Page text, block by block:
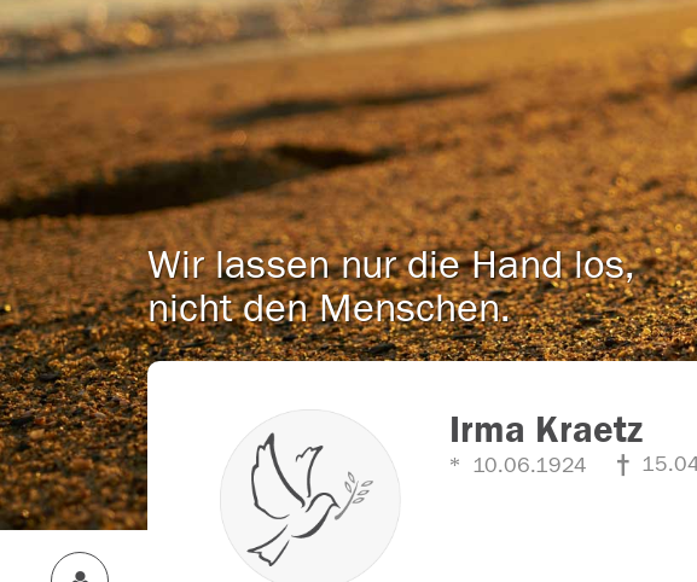
Wir lassen nur die Hand los,
nicht den Menschen.
Irma Kraetz
10.06.1924